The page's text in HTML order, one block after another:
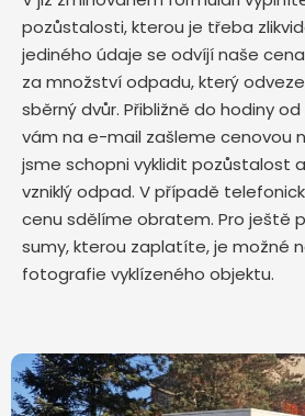
pozůstalosti, kterou je třeba
jediného údaje se odvíjí naše
za množství odpadu, který
sběrný dvůr. Přibližně do hodiny
vám na e-mail zašleme cenovou
jsme schopni vyklidit pozůstalost
vzniklý odpad. V případě
cenu sdělíme obratem. Pro ještě
sumy, kterou zaplatíte, je možné
fotografie vyklízeného objektu.